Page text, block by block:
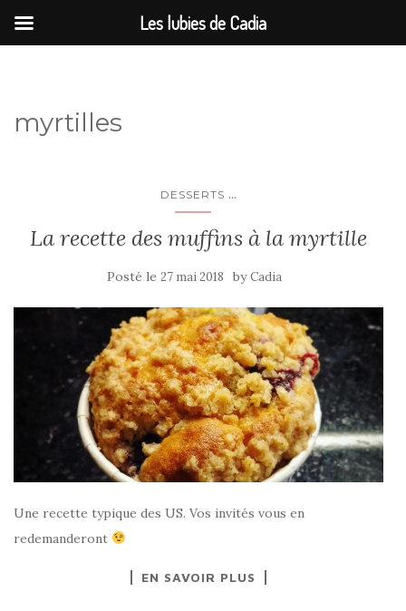
myrtilles
DESSERTS ...
La recette des muffins à la myrtille
Posté le 27 mai 2018 byCadia
Une recette typique des US. Vos invités vous en
redemanderont
EN SAVOIR PLUS
Les lubies de Cadia